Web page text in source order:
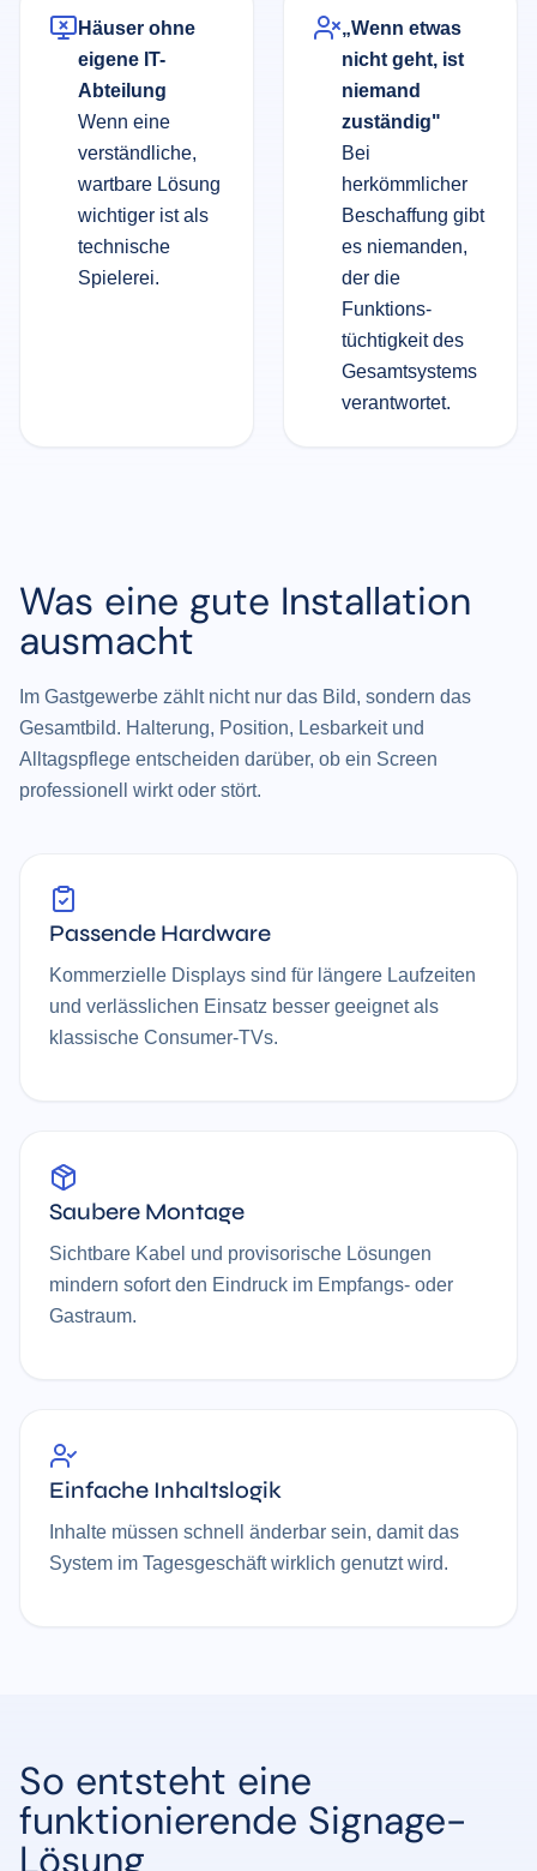
Häuser ohne
eigene IT-
Abteilung
Wenn eine
verständliche,
wartbare Lösung
wichtiger ist als
technische
Spielerei.
„Wenn etwas
nicht geht, ist
niemand
zuständig"
Bei
herkömmlicher
Beschaffung gibt
es niemanden,
der die
Funktions­
tüchtigkeit des
Gesamt­systems
verantwortet.
Was eine gute Installation
ausmacht
Im Gastgewerbe zählt nicht nur das Bild, sondern das
Gesamtbild. Halterung, Position, Lesbarkeit und
Alltagspflege entscheiden darüber, ob ein Screen
professionell wirkt oder stört.
Passende Hardware
Kommerzielle Displays sind für längere Laufzeiten
und verlässlichen Einsatz besser geeignet als
klassische Consumer-TVs.
Saubere Montage
Sichtbare Kabel und provisorische Lösungen
mindern sofort den Eindruck im Empfangs- oder
Gastraum.
Einfache Inhaltslogik
Inhalte müssen schnell änderbar sein, damit das
System im Tagesgeschäft wirklich genutzt wird.
So entsteht eine
funktionierende Signage-
Lösung